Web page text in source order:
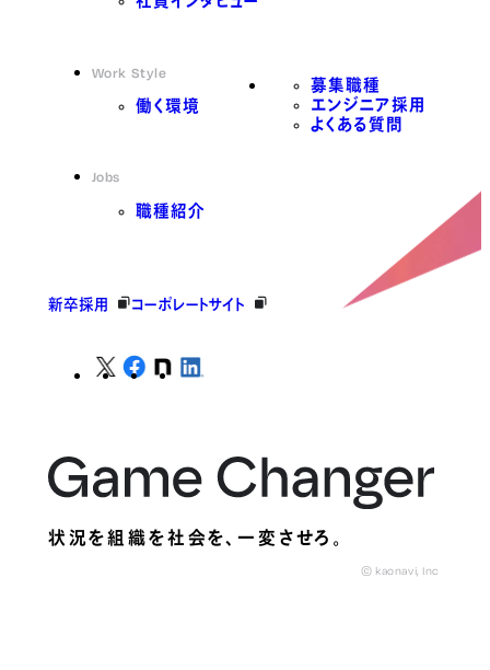
Work Style
働く環境
Jobs
職種紹介
募集職種
エンジニア採用
よくある質問
新卒採用 コーポレートサイト
状況を組織を社会を、一変させろ。
© kaonavi, Inc